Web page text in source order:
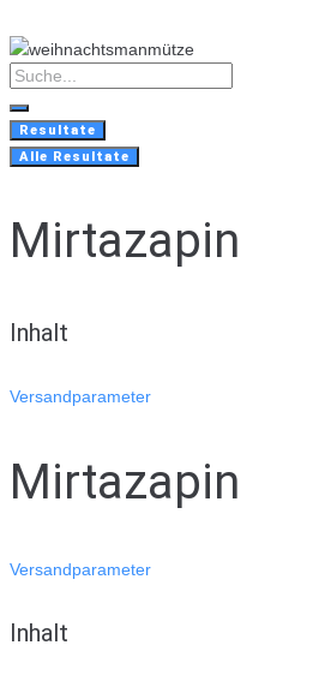
to
content
Search
...
Resultate
Alle Resultate
Mirtazapin
Inhalt
Versandparameter
Mirtazapin
Versandparameter
Inhalt